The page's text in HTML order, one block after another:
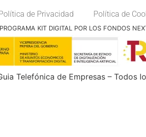
de Privacidad Política de
KIT DIGITAL POR LOS FONDOS
Telefónica de Empresas – Todos